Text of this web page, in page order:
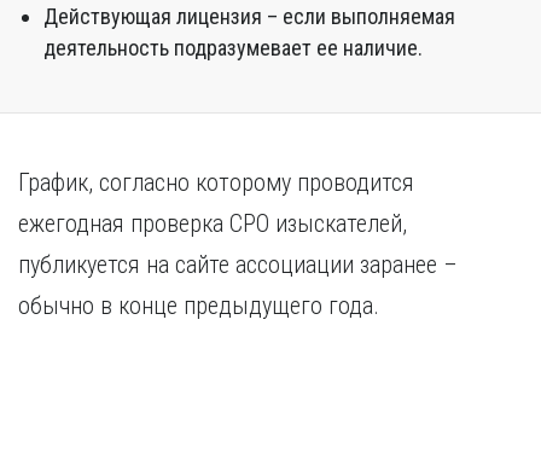
Действующая лицензия – если выполняемая
деятельность подразумевает ее наличие.
График, согласно которому проводится
ежегодная проверка СРО изыскателей,
публикуется на сайте ассоциации заранее –
обычно в конце предыдущего года.